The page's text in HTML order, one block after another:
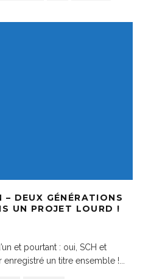
DEUX GÉNÉRATIONS
UN PROJET LOURD !
et pourtant : oui, SCH et
enregistré un titre ensemble !...